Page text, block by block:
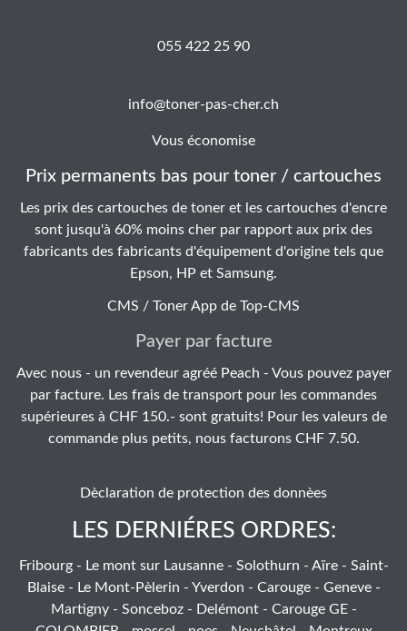
055 422 25 90
info@toner-pas-cher.ch
Vous économise
Prix permanents bas pour toner / cartouches
Les prix des cartouches de toner et les cartouches d'encre
sont jusqu'à 60% moins cher par rapport aux prix des
fabricants des fabricants d'équipement d'origine tels que
Epson, HP et Samsung.
CMS / Toner App de Top-CMS
Payer par facture
Avec nous - un revendeur agréé Peach - Vous pouvez payer
par facture. Les frais de transport pour les commandes
supérieures à CHF 150.- sont gratuits! Pour les valeurs de
commande plus petits, nous facturons CHF 7.50.
Dèclaration de protection des donnèes
LES DERNIÉRES ORDRES:
Fribourg - Le mont sur Lausanne - Solothurn - Aïre - Saint-
Blaise - Le Mont-Pèlerin - Yverdon - Carouge - Geneve -
Martigny - Sonceboz - Delémont - Carouge GE -